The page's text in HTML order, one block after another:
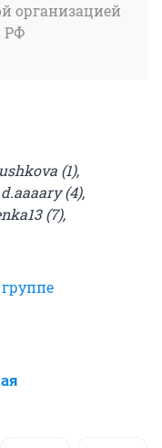
организацией
РФ
(1),
(4),
(7),
группе